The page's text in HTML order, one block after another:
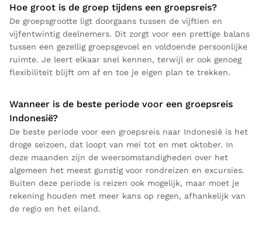
Hoe groot is de groep tijdens een groepsreis?
De groepsgrootte ligt doorgaans tussen de vijftien en
vijfentwintig deelnemers. Dit zorgt voor een prettige balans
tussen een gezellig groepsgevoel en voldoende persoonlijke
ruimte. Je leert elkaar snel kennen, terwijl er ook genoeg
flexibiliteit blijft om af en toe je eigen plan te trekken.
Wanneer is de beste periode voor een groepsreis
Indonesië?
De beste periode voor een groepsreis naar Indonesië is het
droge seizoen, dat loopt van mei tot en met oktober. In
deze maanden zijn de weersomstandigheden over het
algemeen het meest gunstig voor rondreizen en excursies.
Buiten deze periode is reizen ook mogelijk, maar moet je
rekening houden met meer kans op regen, afhankelijk van
de regio en het eiland.